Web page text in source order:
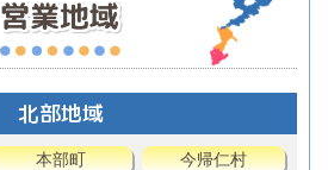
北部地域
本部町 今帰仁村